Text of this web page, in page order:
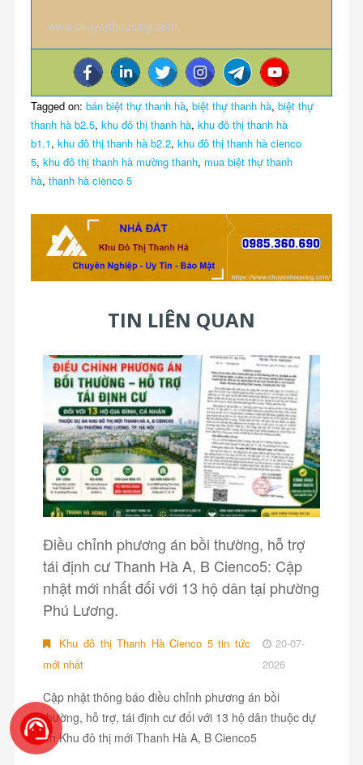
www.chuyenhousing.com
Tagged on: bán biệt thự thanh hà, biệt thự thanh hà, biệt thự
thanh hà b2.5, khu đô thị thanh hà, khu đô thị thanh hà
b1.1, khu đô thị thanh hà b2.2, khu đô thị thanh hà cienco
5, khu đô thị thanh hà mường thanh, mua biệt thự thanh
hà, thanh hà cienco 5
TIN LIÊN QUAN
Điều chỉnh phương án bồi thường, hỗ trợ
tái định cư Thanh Hà A, B Cienco5: Cập
nhật mới nhất đối với 13 hộ dân tại phường
Phú Lương.
Khu đô thị Thanh Hà Cienco 5 tin tức
mới nhất
20-07-
2026
Cập nhật thông báo điều chỉnh phương án bồi
thường, hỗ trợ, tái định cư đối với 13 hộ dân thuộc dự
án Khu đô thị mới Thanh Hà A, B Cienco5